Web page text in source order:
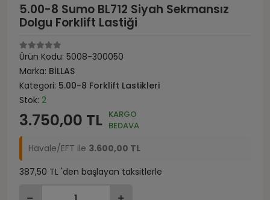
5.00-8 Sumo BL712 Siyah Sekmansız
Dolgu Forklift Lastiği
Ürün Kodu: 5008-300050
Marka: BİLLAS
Kategori: 5.00-8 Forklift Lastikleri
Stok: 2
3.750,00 TL KARGO
BEDAVA
Havale/EFT ile 3.600,00 TL
387,50 TL 'den başlayan taksitlerle